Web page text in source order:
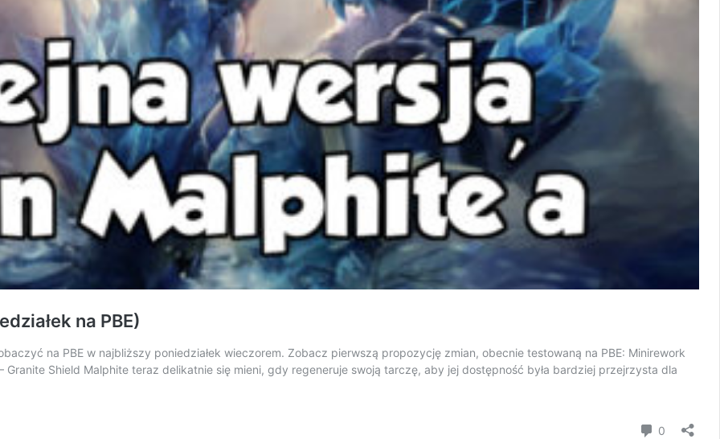
na PBE)
na PBE w najbliższy poniedziałek wieczorem. Zobacz pierwszą propozycję zmian, obecnie testowaną na PBE: Minirework
Granite Shield Malphite teraz delikatnie się mieni, gdy regeneruje swoją tarczę, aby jej dostępność była bardziej przejrzysta dla
0